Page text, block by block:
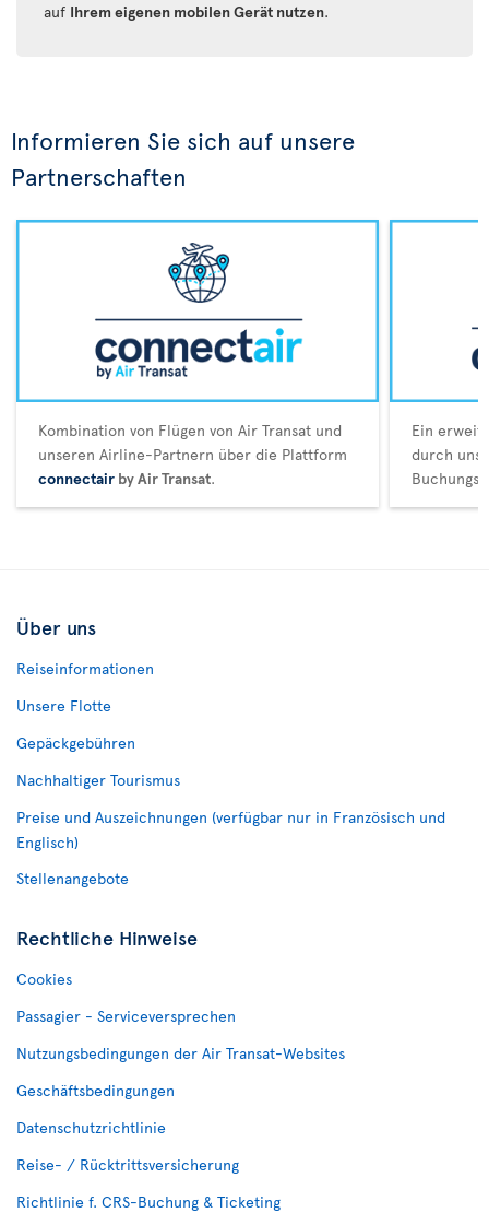
auf Ihrem eigenen mobilen Gerät nutzen.
Informieren Sie sich auf unsere
Partnerschaften
Kombination von Flügen von Air Transat und
unseren Airline-Partnern über die Plattform
connectair by Air Transat.
Ein
durch
Über uns
Reiseinformationen
Unsere Flotte
Gepäckgebühren
Nachhaltiger Tourismus
Preise und Auszeichnungen (verfügbar nur in Französisch und
Englisch)
Stellenangebote
Rechtliche Hinweise
Cookies
Passagier - Serviceversprechen
Nutzungsbedingungen der Air Transat-Websites
Geschäftsbedingungen
Datenschutzrichtlinie
Reise- / Rücktrittsversicherung
Richtlinie f. CRS-Buchung & Ticketing